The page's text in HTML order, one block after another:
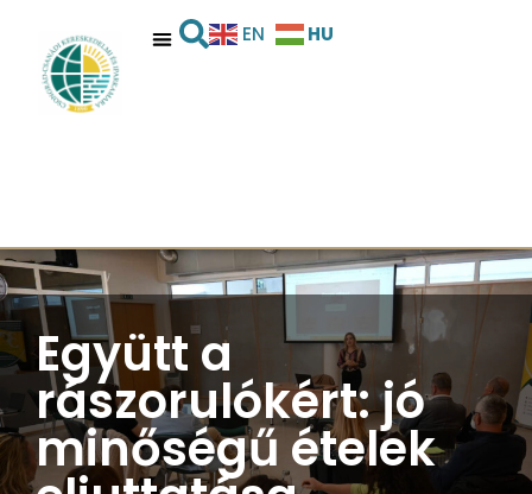
EN HU
Együtt a
rászorulókért: jó
minőségű ételek